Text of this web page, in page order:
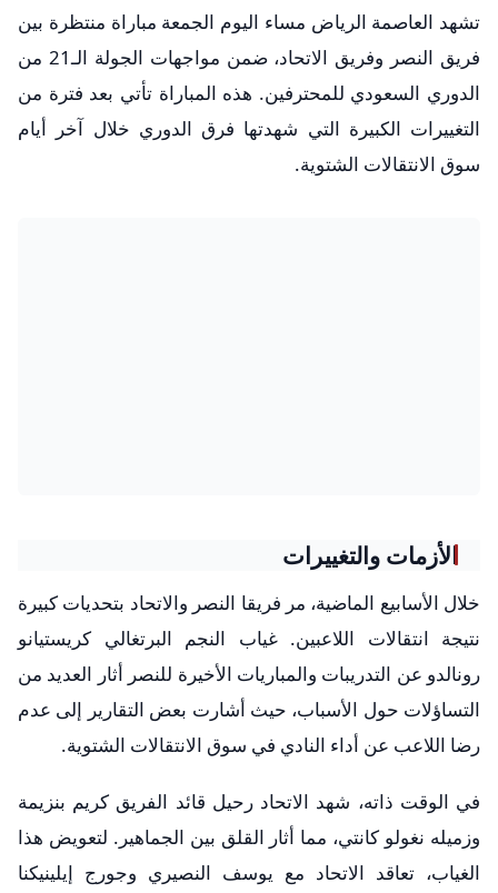
تشهد العاصمة الرياض مساء اليوم الجمعة مباراة منتظرة بين
فريق النصر وفريق الاتحاد، ضمن مواجهات الجولة الـ21 من
الدوري السعودي للمحترفين. هذه المباراة تأتي بعد فترة من
التغييرات الكبيرة التي شهدتها فرق الدوري خلال آخر أيام
سوق الانتقالات الشتوية.
الأزمات والتغييرات
خلال الأسابيع الماضية، مر فريقا النصر والاتحاد بتحديات كبيرة
نتيجة انتقالات اللاعبين. غياب النجم البرتغالي كريستيانو
رونالدو عن التدريبات والمباريات الأخيرة للنصر أثار العديد من
التساؤلات حول الأسباب، حيث أشارت بعض التقارير إلى عدم
رضا اللاعب عن أداء النادي في سوق الانتقالات الشتوية.
في الوقت ذاته، شهد الاتحاد رحيل قائد الفريق كريم بنزيمة
وزميله نغولو كانتي، مما أثار القلق بين الجماهير. لتعويض هذا
الغياب، تعاقد الاتحاد مع يوسف النصيري وجورج إيلينيكنا